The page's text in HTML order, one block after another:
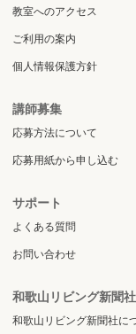
教室へのアクセス
ご利用の案内
個人情報保護方針
講師募集
応募方法について
応募用紙から申し込む
サポート
よくある質問
お問い合わせ
和歌山リビング新聞社
和歌山リビング新聞社に